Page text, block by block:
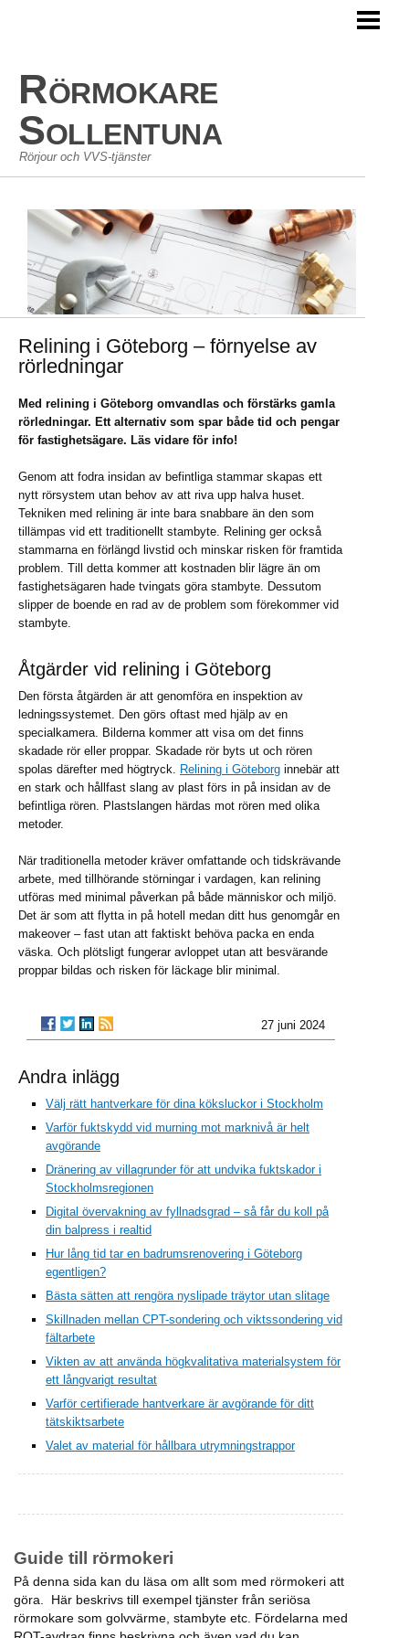
JOUR
Rörmokare
Sollentuna
Rörjour och VVS-tjänster
Relining i Göteborg – förnyelse av
rörledningar
Med relining i Göteborg omvandlas och förstärks gamla
rörledningar. Ett alternativ som spar både tid och pengar
för fastighetsägare. Läs vidare för info!
Genom att fodra insidan av befintliga stammar skapas ett
nytt rörsystem utan behov av att riva upp halva huset.
Tekniken med relining är inte bara snabbare än den som
tillämpas vid ett traditionellt stambyte. Relining ger också
stammarna en förlängd livstid och minskar risken för framtida
problem. Till detta kommer att kostnaden blir lägre än om
fastighetsägaren hade tvingats göra stambyte. Dessutom
slipper de boende en rad av de problem som förekommer vid
stambyte.
Åtgärder vid relining i Göteborg
Den första åtgärden är att genomföra en inspektion av
ledningssystemet. Den görs oftast med hjälp av en
specialkamera. Bilderna kommer att visa om det finns
skadade rör eller proppar. Skadade rör byts ut och rören
spolas därefter med högtryck.
Relining i Göteborg innebär att
en stark och hållfast slang av plast förs in på insidan av de
befintliga rören. Plastslangen härdas mot rören med olika
metoder.
När traditionella metoder kräver omfattande och tidskrävande
arbete, med tillhörande störningar i vardagen, kan relining
utföras med minimal påverkan på både människor och miljö.
Det är som att flytta in på hotell medan ditt hus genomgår en
makeover – fast utan att faktiskt behöva packa en enda
väska. Och plötsligt fungerar avloppet utan att besvärande
proppar bildas och risken för läckage blir minimal.
27 juni 2024
Andra inlägg
Välj rätt hantverkare för dina köksluckor i Stockholm
Varför fuktskydd vid murning mot marknivå är helt
avgörande
Dränering av villagrunder för att undvika fuktskador i
Stockholmsregionen
Digital övervakning av fyllnadsgrad – så får du koll på
din balpress i realtid
Hur lång tid tar en badrumsrenovering i Göteborg
egentligen?
Bästa sätten att rengöra nyslipade träytor utan slitage
Skillnaden mellan CPT-sondering och viktssondering vid
fältarbete
Vikten av att använda högkvalitativa materialsystem för
ett långvarigt resultat
Varför certifierade hantverkare är avgörande för ditt
tätskiktsarbete
Valet av material för hållbara utrymningstrappor
Guide till rörmokeri
På denna sida kan du läsa om allt som med rörmokeri att
göra. Här beskrivs till exempel tjänster från seriösa
rörmokare som golvvärme, stambyte etc. Fördelarna med